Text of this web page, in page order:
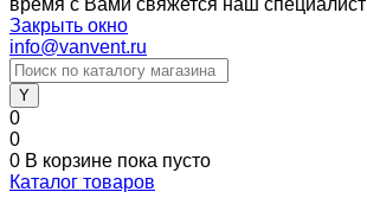
время с Вами свяжется наш специалист
Закрыть окно
info@vanvent.ru
0
0
0 В корзине пока пусто
Каталог товаров